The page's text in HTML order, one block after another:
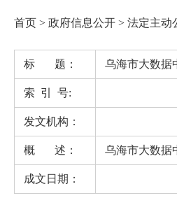
首页 > 政府信息公开 > 法定主动
标 题： 乌海市大数据
索 引 号:
发文机构：
概 述： 乌海市大数据
成文日期：